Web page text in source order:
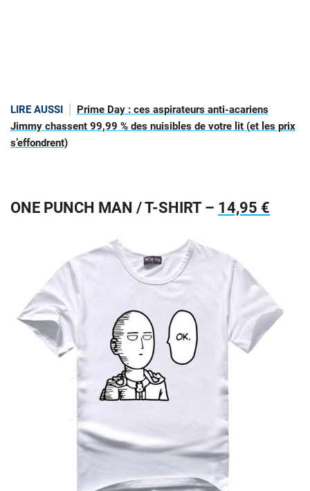
LIRE AUSSI
Prime Day : ces aspirateurs anti-acariens
Jimmy chassent 99,99 % des nuisibles de votre lit (et les prix
s’effondrent)
ONE PUNCH MAN / T-SHIRT – 14,95 €